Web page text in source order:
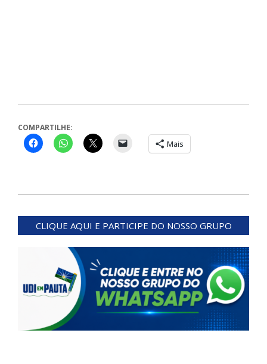
COMPARTILHE:
Mais
10-
CLIQUE AQUI E PARTICIPE DO NOSSO GRUPO